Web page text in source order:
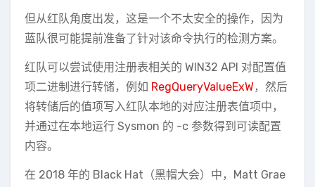
但从红队角度出发，这是一个不太安全的操作，因为
蓝队很可能提前准备了针对该命令执行的检测方案。
红队可以尝试使用注册表相关的 WIN32 API 对配置值
项二进制进行转储，例如 RegQueryValueExW ，然后
将转储后的值项写入红队本地的对应注册表值项中，
并通过在本地运行 Sysmon 的 -c 参数得到可读配置
内容。
在 2018 年的 Black Hat（黑帽大会）中，Matt Grae